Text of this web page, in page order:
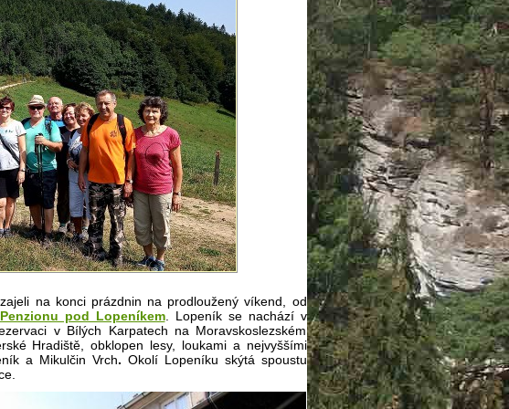
na konci prázdnin na prodloužený víkend, od
Penzionu pod Lopeníkem. Lopeník se nachází v
v Bílých Karpatech na Moravskoslezském
Hradiště, obklopen lesy, loukami a nejvyššími
a Mikulčin Vrch. Okolí Lopeníku skýtá spoustu